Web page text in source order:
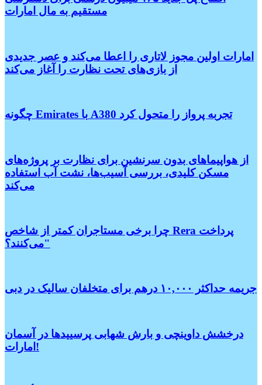
مستقیم به مال امارات
امارات اولین مجوز لاتاری را اعطا می‌کند و عصر جدیدی
از بازی‌های تحت نظارت را آغاز می‌کند
چگونه Emirates با A380 تجربه پرواز را متحول کرد
از هواپیماهای بدون سرنشین برای نظارت بر پروژه‌های
مسکن کلیدی، بررسی آسیب‌ها، نشت آب استفاده
می‌کند
چرا برخی مستاجران کمتر از شاخص Rera پرداخت
می‌کنند؟"
جریمه حداکثر ۱۰,۰۰۰ درهم برای متخلفان سالیک در دبی
درخشش داوینچی و بارش شهابی پرسییدها در آسمان
امارات!